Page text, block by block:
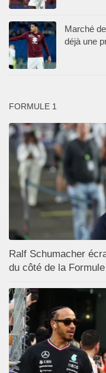
Marché
déjà une
FORMULE 1
Ralf Schumacher
du côté de la